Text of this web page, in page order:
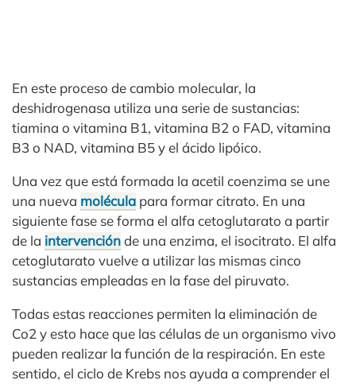
En este proceso de cambio molecular, la
deshidrogenasa utiliza una serie de sustancias:
tiamina o vitamina B1, vitamina B2 o FAD, vitamina
B3 o NAD, vitamina B5 y el ácido lipóico.
Una vez que está formada la acetil coenzima se une
una nueva molécula para formar citrato. En una
siguiente fase se forma el alfa cetoglutarato a partir
de la intervenciónde una enzima, el isocitrato. El alfa
cetoglutarato vuelve a utilizar las mismas cinco
sustancias empleadas en la fase del piruvato.
Todas estas reacciones permiten la eliminación de
Co2 y esto hace que las células de un organismo vivo
pueden realizar la función de la respiración. En este
sentido, el ciclo de Krebs nos ayuda a comprender el